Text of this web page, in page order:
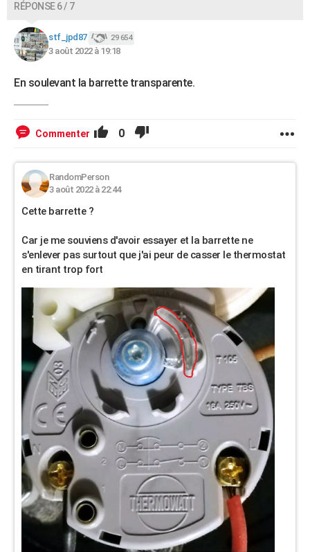
RÉPONSE 6 / 7
stf_jpd87 29 654
3 août 2022 à 19:18
En soulevant la barrette transparente.
Commenter 0
RandomPerson
3 août 2022 à 22:44
Cette barrette ?
Car je me souviens d'avoir essayer et la barrette ne
s'enlever pas surtout que j'ai peur de casser le thermostat
en tirant trop fort